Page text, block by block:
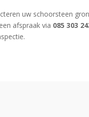
uw schoorsteen
afspraak via 085 303